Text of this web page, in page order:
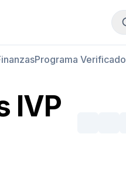
Programa Verificado
IVP